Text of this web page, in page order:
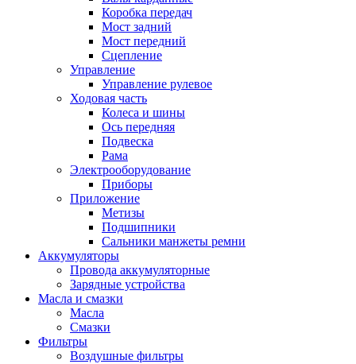
Коробка передач
Мост задний
Мост передний
Сцепление
Управление
Управление рулевое
Ходовая часть
Колеса и шины
Ось передняя
Подвеска
Рама
Электрооборудование
Приборы
Приложение
Метизы
Подшипники
Сальники манжеты ремни
Аккумуляторы
Провода аккумуляторные
Зарядные устройства
Масла и смазки
Масла
Смазки
Фильтры
Воздушные фильтры